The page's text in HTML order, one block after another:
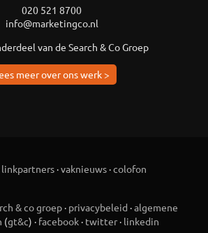
020 521 8700
info@marketingco.nl
van de Search & Co Groep
meer over ons werk >
linkpartners ·vaknieuws ·colofon
& co groep · privacybeleid ·algemene
(gt&c) · facebook· twitter· linkedin